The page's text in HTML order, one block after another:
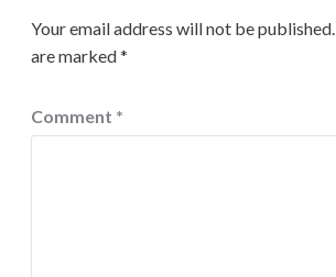
Your email address will not be published.
are marked*
Comment *